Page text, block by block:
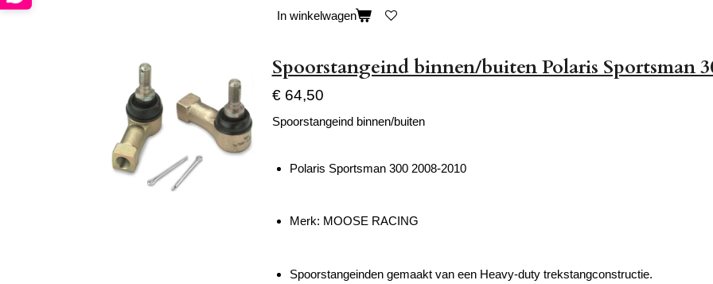
In winkelwagen
Spoorstangeind binnen/buiten Polaris Sportsman
€ 64,50
Spoorstangeind binnen/buiten
Polaris Sportsman 300 2008-2010
Merk: MOOSE RACING
Spoorstangeinden gemaakt van een Heavy-duty trekstangconstructie.